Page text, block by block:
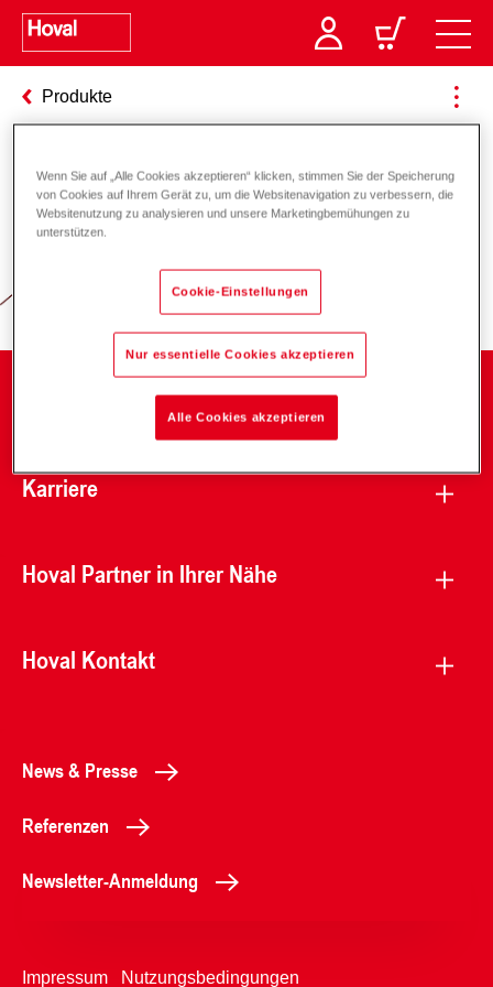
Produkte
Verantwortung für Energie und
Karriere
Hoval Partner in Ihrer Nähe
Hoval Kontakt
News & Presse
Referenzen
Newsletter-Anmeldung
Impressum Nutzungsbedingungen
Wenn Sie auf „Alle Cookies akzeptieren“ klicken, stimmen Sie der Speicherung
von Cookies auf Ihrem Gerät zu, um die Websitenavigation zu verbessern, die
Websitenutzung zu analysieren und unsere Marketingbemühungen zu
unterstützen.
Cookie-Einstellungen
Nur essentielle Cookies akzeptieren
Alle Cookies akzeptieren